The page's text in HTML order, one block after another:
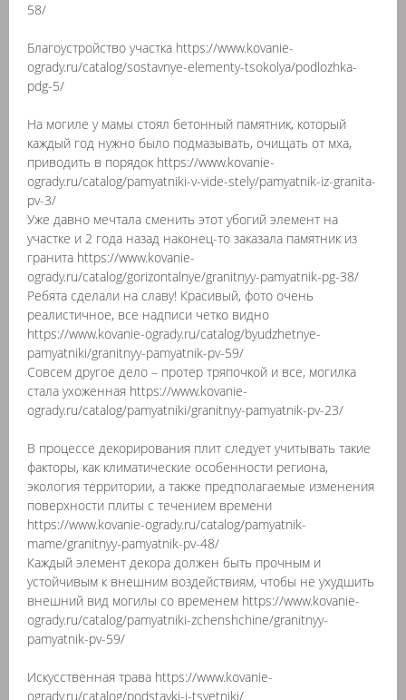
58/
Благоустройство участка https://www.kovanie-
ogrady.ru/catalog/sostavnye-elementy-tsokolya/podlozhka-
pdg-5/
На могиле у мамы стоял бетонный памятник, который
каждый год нужно было подмазывать, очищать от мха,
приводить в порядок https://www.kovanie-
ogrady.ru/catalog/pamyatniki-v-vide-stely/pamyatnik-iz-granita-
pv-3/
Уже давно мечтала сменить этот убогий элемент на
участке и 2 года назад наконец-то заказала памятник из
гранита https://www.kovanie-
ogrady.ru/catalog/gorizontalnye/granitnyy-pamyatnik-pg-38/
Ребята сделали на славу! Красивый, фото очень
реалистичное, все надписи четко видно
https://www.kovanie-ogrady.ru/catalog/byudzhetnye-
pamyatniki/granitnyy-pamyatnik-pv-59/
Совсем другое дело – протер тряпочкой и все, могилка
стала ухоженная https://www.kovanie-
ogrady.ru/catalog/pamyatniki/granitnyy-pamyatnik-pv-23/
В процессе декорирования плит следует учитывать такие
факторы, как климатические особенности региона,
экология территории, а также предполагаемые изменения
поверхности плиты с течением времени
https://www.kovanie-ogrady.ru/catalog/pamyatnik-
mame/granitnyy-pamyatnik-pv-48/
Каждый элемент декора должен быть прочным и
устойчивым к внешним воздействиям, чтобы не ухудшить
внешний вид могилы со временем https://www.kovanie-
ogrady.ru/catalog/pamyatniki-zchenshchine/granitnyy-
pamyatnik-pv-59/
Искусственная трава https://www.kovanie-
ogrady.ru/catalog/podstavki-i-tsvetniki/